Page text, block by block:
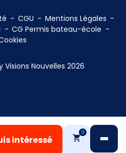
intéressé
0
CGU
Mentions Légales
CG Permis bateau-école
Nouvelles 2026